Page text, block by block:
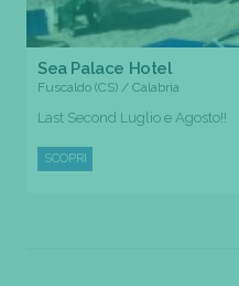
Sea Palace Hotel
Fuscaldo (CS) / Calabria
Last Second Luglio e Agosto!!
SCOPRI